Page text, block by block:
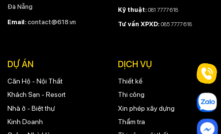
Đà Nẵng
Email: contact@618.vn
DỰ ÁN
Căn Hộ - Nội Thất
Khách Sạn - Resort
Nhà ở - Biệt thự
Kinh Doanh
DỊCH VỤ
Thiết kế
Thi công
Xin phép xây dựng
Thẩm tra
Kỹ thuật: 081 7777 618
Tư vấn XPXD: 085 7777 618